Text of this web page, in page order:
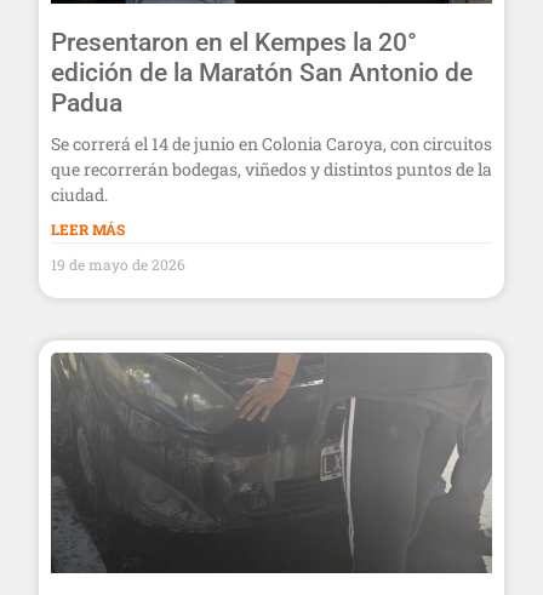
Presentaron en el Kempes la 20°
edición de la Maratón San Antonio de
Padua
Se correrá el 14 de junio en Colonia Caroya, con circuitos
que recorrerán bodegas, viñedos y distintos puntos de la
ciudad.
LEER MÁS
19 de mayo de 2026